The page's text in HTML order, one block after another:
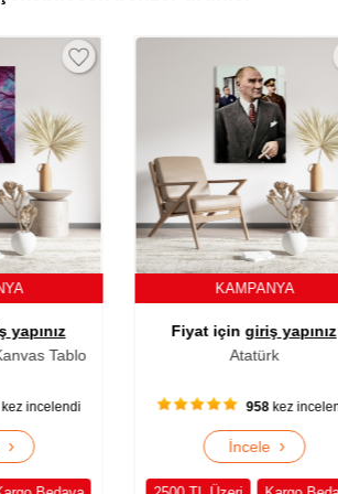
Fiyat için
giriş yapınız
Atatürk
kez incelendi
Fiyat